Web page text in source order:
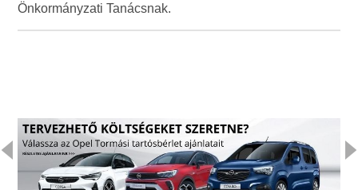
Önkormányzati Tanácsnak.